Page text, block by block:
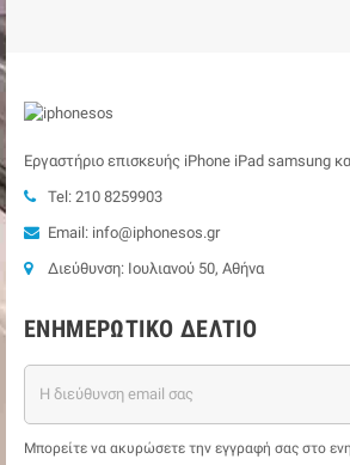
Εργαστήριο επισκευής iPhone iPad samsung
Tel: 210 8259903
Email: info@iphonesos.gr
Διεύθυνση: Ιουλιανού 50, Αθήνα
ΕΝΗΜΕΡΩΤΙΚΌ ΔΕΛΤΊΟ
Μπορείτε να ακυρώσετε την εγγραφή σας στο